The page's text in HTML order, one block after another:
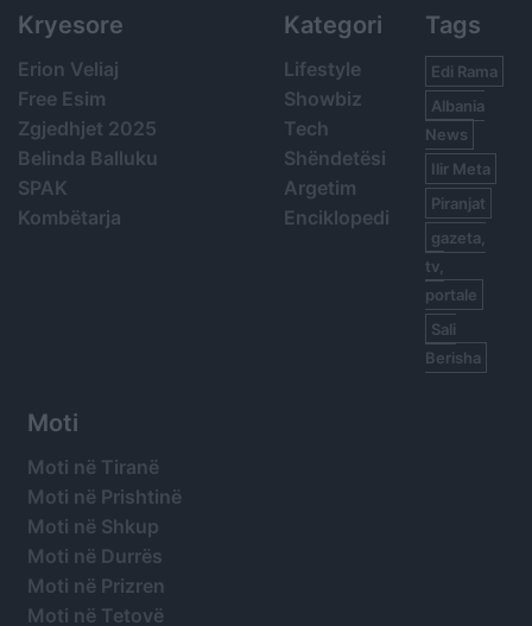
Kryesore
Erion Veliaj
Free Esim
Zgjedhjet 2025
Belinda Balluku
SPAK
Kombëtarja
Kategori
Lifestyle
Showbiz
Tech
Shëndetësi
Argetim
Enciklopedi
Tags
Edi Rama
Albania
News
Ilir Meta
Piranjat
gazeta,
tv,
portale
Sali
Berisha
Moti
Moti në Tiranë
Moti në Prishtinë
Moti në Shkup
Moti në Durrës
Moti në Prizren
Moti në Tetovë